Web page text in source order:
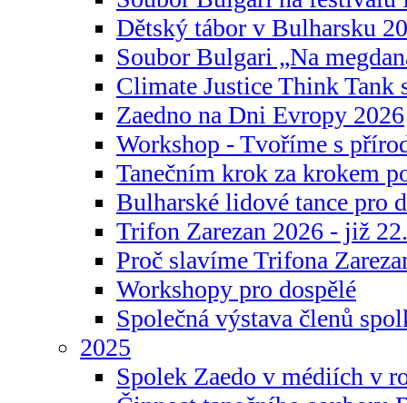
Dětský tábor v Bulharsku
Soubor Bulgari „Na
Climate Justice Think Tank
Zaedno na Dni Evropy 2026
Workshop - Tvoříme s
Tanečním krok za krokem
Bulharské lidové tance pro
Trifon Zarezan 2026 - již
Proč slavíme Trifona
Workshopy pro dospělé
Společná výstava členů
2025
Spolek Zaedo v médiích v